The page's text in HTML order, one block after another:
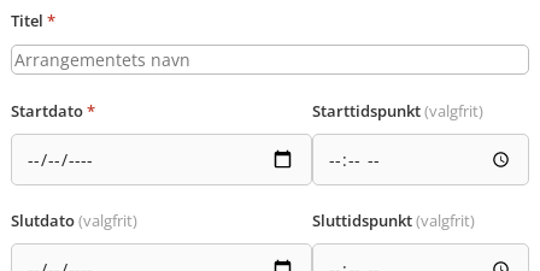
Titel *
Startdato* Starttidspunkt(valgfrit)
Slutdato(valgfrit) Sluttidspunkt(valgfrit)